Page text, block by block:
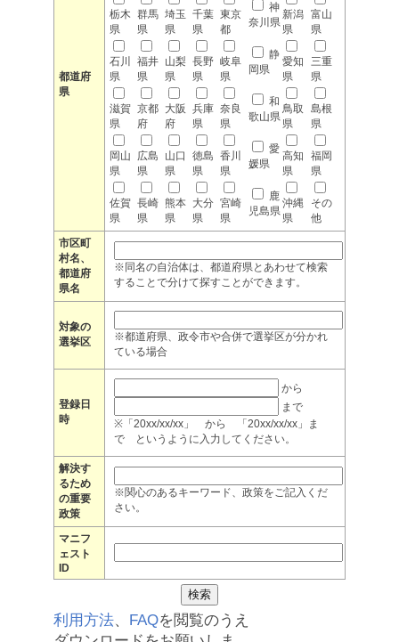
都道府
県
栃木
県
群馬
県
埼玉
県
千葉
県
東京
都
神
奈川県
新潟
県
富山
県
石川
県
福井
県
山梨
県
長野
県
岐阜
県
静
岡県
愛知
県
三重
県
滋賀
県
京都
府
大阪
府
兵庫
県
奈良
県
和
歌山県
鳥取
県
島根
県
岡山
県
広島
県
山口
県
徳島
県
香川
県
愛
媛県
高知
県
福岡
県
佐賀
県
長崎
県
熊本
県
大分
県
宮崎
県
鹿
児島県
沖縄
県
その
他
市区町
村名、
都道府
県名
※同名の自治体は、都道府県とあわせて検索
することで分けて探すことができます。
対象の
選挙区
※都道府県、政令市や合併で選挙区が分かれ
ている場合
登録日
時
から
まで
※「20xx/xx/xx」 から 「20xx/xx/xx」ま
で というように入力してください。
解決す
るため
の重要
政策
※関心のあるキーワード、政策をご記入くだ
さい。
マニフ
ェスト
ID
利用方法、 FAQを閲覧のうえ